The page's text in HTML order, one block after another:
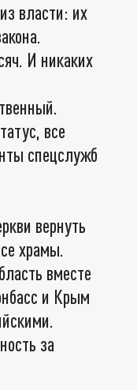
власти: их
И никаких
все
спецслужб
вернуть
храмы.
вместе
и Крым
за